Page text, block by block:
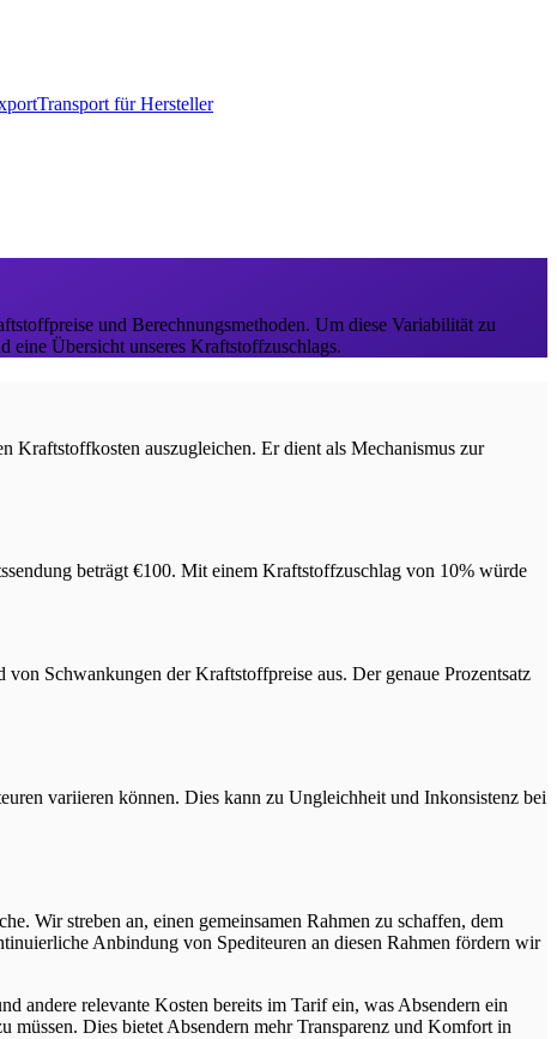
Transport für Hersteller
und Berechnungsmethoden. Um diese Variabilität zu
eine Übersicht unseres Kraftstoffzuschlags.
Kraftstoffkosten auszugleichen. Er dient als Mechanismus zur
beträgt €100. Mit einem Kraftstoffzuschlag von 10% würde
Schwankungen der Kraftstoffpreise aus. Der genaue Prozentsatz
variieren können. Dies kann zu Ungleichheit und Inkonsistenz bei
Wir streben an, einen gemeinsamen Rahmen zu schaffen, dem
Anbindung von Spediteuren an diesen Rahmen fördern wir
andere relevante Kosten bereits im Tarif ein, was Absendern ein
müssen. Dies bietet Absendern mehr Transparenz und Komfort in